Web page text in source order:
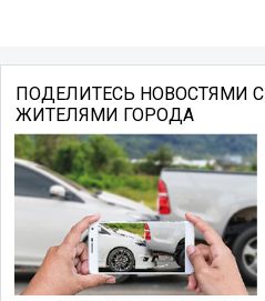
ПОДЕЛИТЕСЬ НОВОСТЯМИ С
ЖИТЕЛЯМИ ГОРОДА